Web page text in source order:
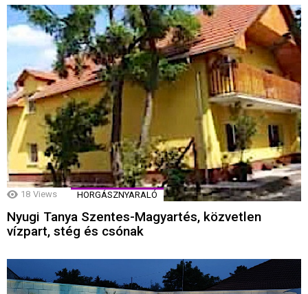
18 Views HORGÁSZNYARALÓ
Nyugi Tanya Szentes-Magyartés, közvetlen
vízpart, stég és csónak